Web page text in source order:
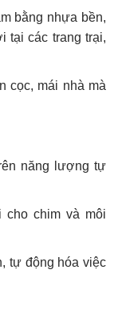
bằng nhựa bền,
tại các trang trại,
cọc, mái nhà mà
năng lượng tự
cho chim và môi
tự động hóa việc